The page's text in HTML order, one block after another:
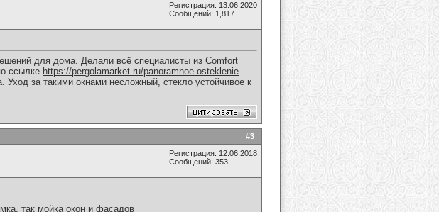
Регистрация: 13.06.2020
Сообщений: 1,817
для дома. Делали всё специалисты из Comfort
ссылке https://pergolamarket.ru/panoramnoe-osteklenie .
за такими окнами несложный, стекло устойчивое к
#3
Регистрация: 12.06.2018
Сообщений: 353
так мойка окон и фасадов